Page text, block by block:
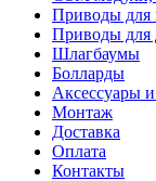
Приводы для
Приводы для
Шлагбаумы
Болларды
Аксессуары
Монтаж
Доставка
Оплата
Контакты